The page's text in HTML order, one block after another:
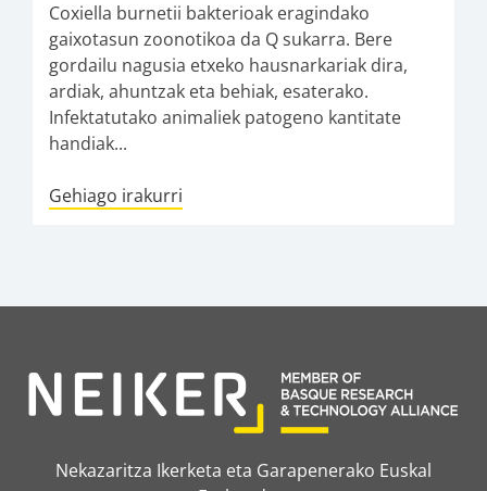
Coxiella burnetii bakterioak eragindako
gaixotasun zoonotikoa da Q sukarra. Bere
gordailu nagusia etxeko hausnarkariak dira,
ardiak, ahuntzak eta behiak, esaterako.
Infektatutako animaliek patogeno kantitate
handiak...
Gehiago irakurri
Nekazaritza Ikerketa eta Garapenerako Euskal